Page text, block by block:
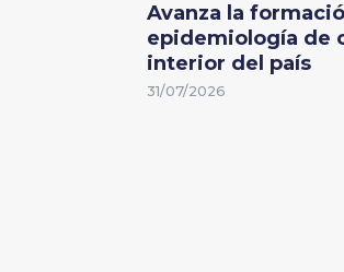
Avanza la
epidemiología de
interior del país
31/07/2026